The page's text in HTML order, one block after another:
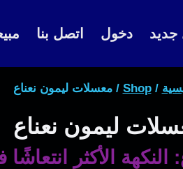
دخول اتصل بنا
/
Shop
/ معسلات ليمون نعناع
ليمون نعناع
الأكثر